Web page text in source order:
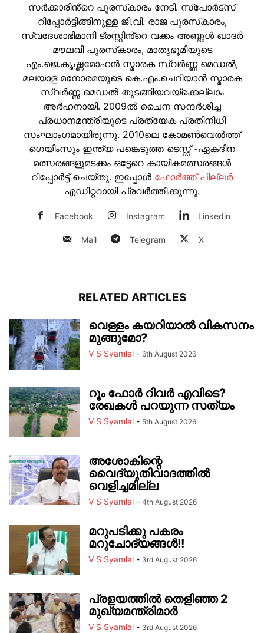
സർക്കാരിൻ്റെ പുരസ്‌കാരം നേടി. സ്പോർട്സ്
റിപ്പോർട്ടിങ്ങിനുള്ള ജി.വി. രാജ പുരസ്‌കാരം,
സ്വദേശാഭിമാനി ട്രസ്റ്റിൻ്റെ വക്കം അബ്ദുള്‍ ഖാദര്‍
മൗലവി പുരസ്‌കാരം, മാതൃഭൂമിയുടെ
എം.ജെ.കൃഷ്ണമോഹന്‍ സ്മാരക സ്വര്‍ണ്ണ മെഡല്‍,
മലയാള മനോരമയുടെ കെ.എം.ചെറിയാന്‍ സ്മാരക
സ്വര്‍ണ്ണ മെഡല്‍ തുടങ്ങിയവയ്‌ക്കെല്ലാം
അര്‍ഹനായി. 2009ല്‍ ചൈന സന്ദര്‍ശിച്ച
പ്രധാനമന്ത്രിയുടെ പ്രത്യേക പ്രതിനിധി
സംഘാംഗമായിരുന്നു. 2010ലെ കോമണ്‍വെല്‍ത്ത്
ഗെയിംസും ഇന്ത്യ പങ്കെടുത്ത ടെസ്റ്റ് -ഏകദിന
മത്സരങ്ങളുമടക്കം ഒട്ടേറെ കായികമത്സരങ്ങള്‍
റിപ്പോര്‍ട്ട് ചെയ്തു. ഇപ്പോള്‍ ഫോ‍ർത്ത് പില്ല‍ർ
എഡിറ്ററായി പ്രവ‍ർത്തിക്കുന്നു.
Facebook Instagram Linkedin
Mail Telegram X
RELATED ARTICLES
വെള്ളം കയറിയാൽ വികസനം
മുങ്ങുമോ?
V S Syamlal - 6th August 2026
റൂം ഫോർ റിവർ എവിടെ?
രേഖകൾ പറയുന്ന സത്യം
V S Syamlal - 5th August 2026
അശോകിന്റെ
വൈദ്യുതിവാദത്തിൽ
വെളിച്ചമില്ല
V S Syamlal - 4th August 2026
മറുപടിക്കു പകരം
മറുചോദ്യങ്ങൾ!!
V S Syamlal - 3rd August 2026
പ്രളയത്തിൽ തെളിഞ്ഞ 2
മുഖ്യമന്ത്രിമാർ
V S Syamlal - 3rd August 2026